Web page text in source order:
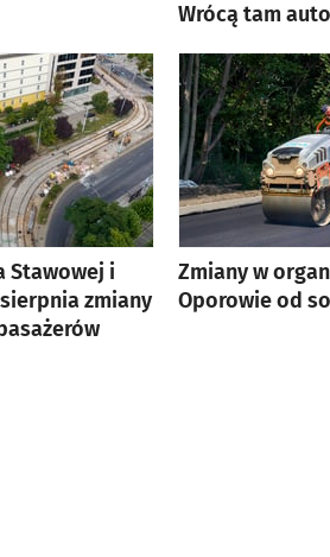
Wrócą tam
Stawowej i
zmiany
Zmiany w
Oporowie od